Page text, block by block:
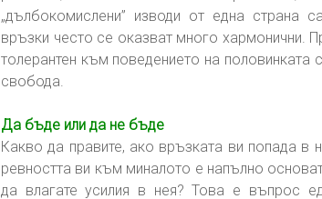
„дълбокомислени” изводи от една страна
връзки често се оказват много хармонични.
толерантен към поведението на половинката
свобода.
Да бъде или да не бъде
Какво да правите, ако връзката ви попада в
ревността ви към миналото е напълно
да влагате усилия в нея? Това е въпрос